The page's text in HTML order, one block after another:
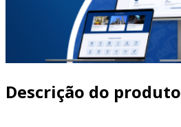
Descrição do produto